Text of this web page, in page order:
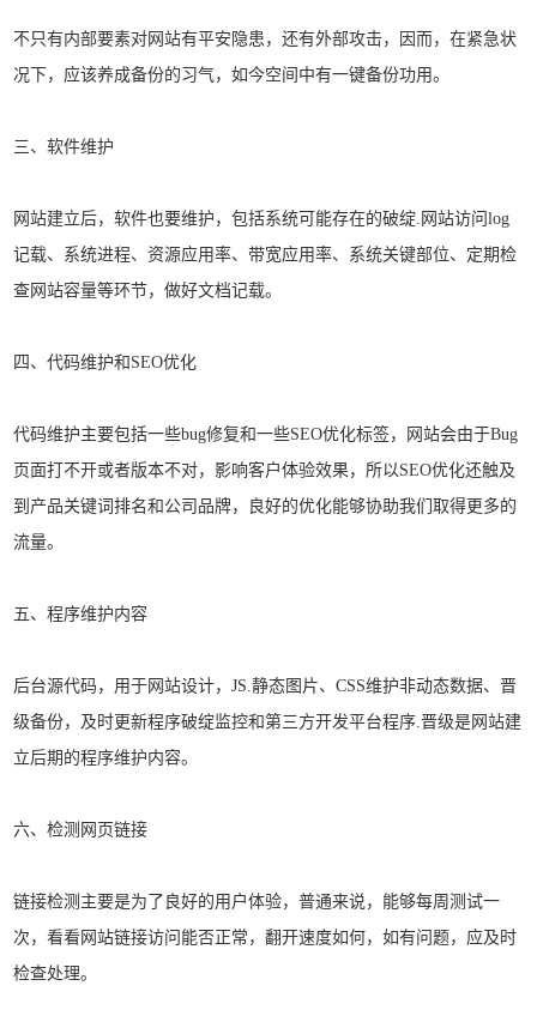
不只有内部要素对网站有平安隐患，还有外部攻击，因而，在紧急状
况下，应该养成备份的习气，如今空间中有一键备份功用。
三、软件维护
网站建立后，软件也要维护，包括系统可能存在的破绽.网站访问log
记载、系统进程、资源应用率、带宽应用率、系统关键部位、定期检
查网站容量等环节，做好文档记载。
四、代码维护和SEO优化
代码维护主要包括一些bug修复和一些SEO优化标签，网站会由于Bug
页面打不开或者版本不对，影响客户体验效果，所以SEO优化还触及
到产品关键词排名和公司品牌，良好的优化能够协助我们取得更多的
流量。
五、程序维护内容
后台源代码，用于网站设计，JS.静态图片、CSS维护非动态数据、晋
级备份，及时更新程序破绽监控和第三方开发平台程序.晋级是网站建
立后期的程序维护内容。
六、检测网页链接
链接检测主要是为了良好的用户体验，普通来说，能够每周测试一
次，看看网站链接访问能否正常，翻开速度如何，如有问题，应及时
检查处理。